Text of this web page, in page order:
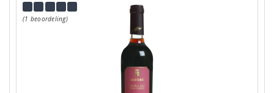
(1 beoordeling)